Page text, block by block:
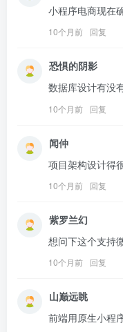
小程序电商现在
10个月前 回复
恐惧的阴影
数据库设计有没
10个月前 回复
闻仲
项目架构设计得
10个月前 回复
紫罗兰幻
想问下这个支持
10个月前 回复
山巅远眺
前端用原生小程